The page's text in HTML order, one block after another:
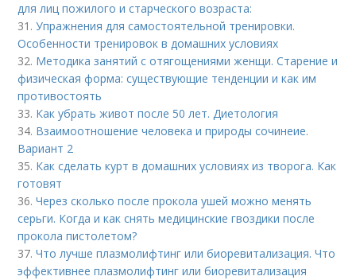
для лиц пожилого и старческого возраста:
31.Упражнения для самостоятельной тренировки.
Особенности тренировок в домашних условиях
32. Методика занятий с отягощениями женщи. Старение и
физическая форма: существующие тенденции и как им
противостоять
33. Как убрать живот после 50 лет. Диетология
34. Взаимоотношение человека и природы сочинеие.
Вариант 2
35. Как сделать курт в домашних условиях из творога. Как
готовят
36.Через сколько после прокола ушей можно менять
серьги. Когда и как снять медицинские гвоздики после
прокола пистолетом?
37.Что лучше плазмолифтинг или биоревитализация. Что
эффективнее плазмолифтинг или биоревитализация